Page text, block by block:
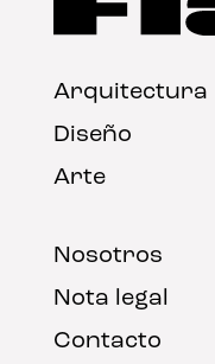
Arquitectura
Diseño
Arte
Nosotros
Nota legal
Contacto